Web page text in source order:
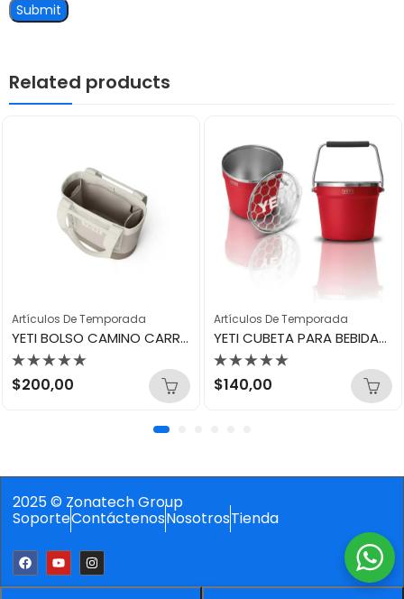
Related products
Artículos De Temporada
YETI BOLSO CAMINO CARRYAL 20 TOTTE BAG CAPETAUPE
Valorado
con
$200,00
Artículos De Temporada
YETI CUBETA PARA BEBIDAS ROJA
Valorado
con
$140,00
2025 © Zonatech Group
SoporteContáctenosNosotrosTienda